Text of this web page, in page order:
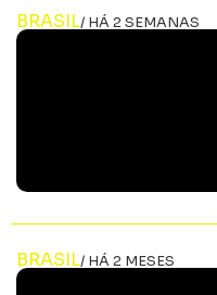
BRASIL/ HÁ 2 SEMANAS
BRASIL/ HÁ 2 MESES